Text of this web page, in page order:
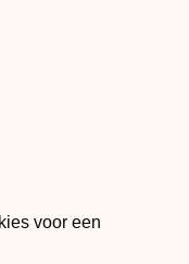
Online Builders
voor een